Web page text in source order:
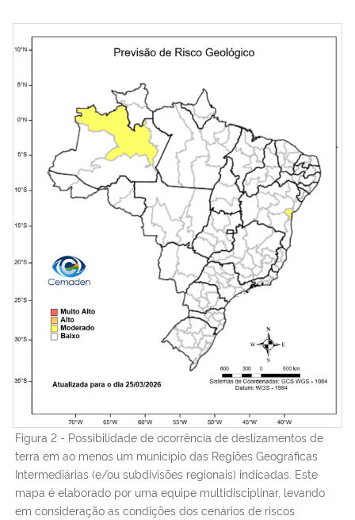
Figura 2 - Possibilidade de ocorrência de deslizamentos de
terra em ao menos um município das Regiões Geográficas
Intermediárias (e/ou subdivisões regionais) indicadas. Este
mapa é elaborado por uma equipe multidisciplinar, levando
em consideração as condições dos cenários de riscos